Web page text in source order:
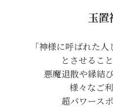
玉置
「神様に呼ばれた人
とさせるこ
悪魔退散や縁結
様々なご
超パワース